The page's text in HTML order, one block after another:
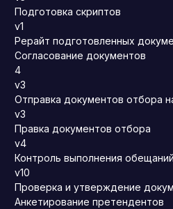
Подготовка скриптов
v1
Рерайт подготовленных
Согласование документов
4
v3
Отправка документов отбора
v3
Правка документов отбора
v4
Контроль выполнения обещаний
v10
Проверка и утверждение
Анкетирование претендентов